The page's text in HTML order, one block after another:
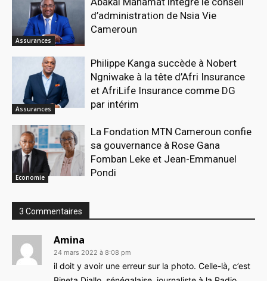
Assurances
d’administration de Nsia Vie
Cameroun
Assurances
Philippe Kanga succède à Nobert
Ngniwake à la tête d’Afri Insurance
et AfriLife Insurance comme DG
par intérim
Economie
La Fondation MTN Cameroun confie
sa gouvernance à Rose Gana
Fomban Leke et Jean-Emmanuel
Pondi
3 Commentaires
Amina
24 mars 2022 à 8:08 pm
il doit y avoir une erreur sur la photo. Celle-là, c’est